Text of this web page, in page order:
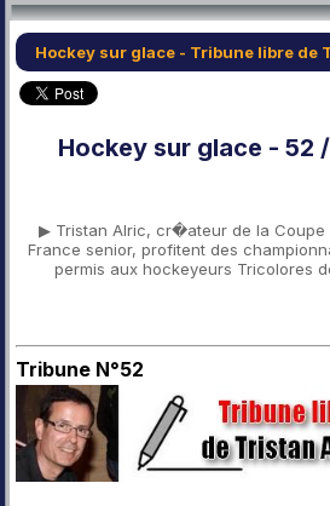
Hockey sur glace - Tribune libre de
Hockey sur glace - 52 /
▶ Tristan Alric, cr�ateur de la
France senior, profitent des
permis aux hockeyeurs
Tribune N°52